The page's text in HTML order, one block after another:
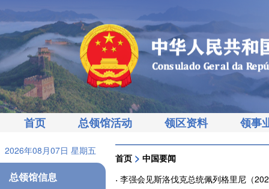
首页 总领馆活动 领区资料 领事
2026年08月07日 星期五
总领馆信息
首页 > 中国要闻
李强会见斯洛伐克总统佩列格里尼（